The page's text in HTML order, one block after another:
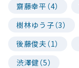
齋藤幸平（4）
樹林ゆう子（3）
後藤俊夫（1）
渋澤健（5）